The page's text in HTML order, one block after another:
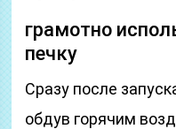
грамотно
печку
Сразу после
обдув горячим